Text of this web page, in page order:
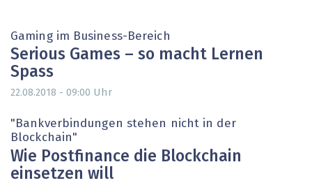
Gaming im Business-Bereich
Serious Games – so macht Lernen
Spass
22.08.2018 - 09:00 Uhr
"Bankverbindungen stehen nicht in der
Blockchain"
Wie Postfinance die Blockchain
einsetzen will